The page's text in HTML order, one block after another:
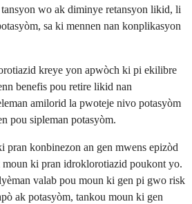
wo ak diminye retansyon likid, li
sa ki mennen nan konplikasyon
kreye yon apwòch ki pi ekilibre
benefis pou retire likid nan
amilorid la pwoteje nivo potasyòm
pou sipleman potasyòm.
pran konbinezon an gen mwens epizòd
moun ki pran idroklorotiazid poukont yo.
valab pou moun ki gen pi gwo risk
ak potasyòm, tankou moun ki gen